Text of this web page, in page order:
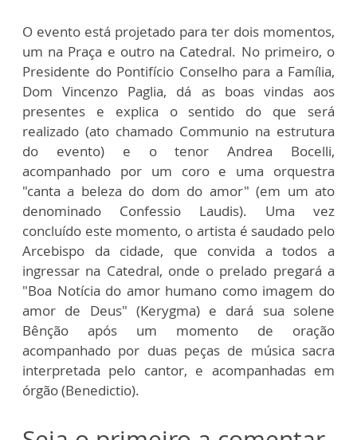
O evento está projetado para ter dois momentos,
um na Praça e outro na Catedral. No primeiro, o
Presidente do Pontifício Conselho para a Família,
Dom Vincenzo Paglia, dá as boas vindas aos
presentes e explica o sentido do que será
realizado (ato chamado Communio na estrutura
do evento) e o tenor Andrea Bocelli,
acompanhado por um coro e uma orquestra
"canta a beleza do dom do amor" (em um ato
denominado Confessio Laudis). Uma vez
concluído este momento, o artista é saudado pelo
Arcebispo da cidade, que convida a todos a
ingressar na Catedral, onde o prelado pregará a
"Boa Notícia do amor humano como imagem do
amor de Deus" (Kerygma) e dará sua solene
Bênção após um momento de oração
acompanhado por duas peças de música sacra
interpretada pelo cantor, e acompanhadas em
órgão (Benedictio).